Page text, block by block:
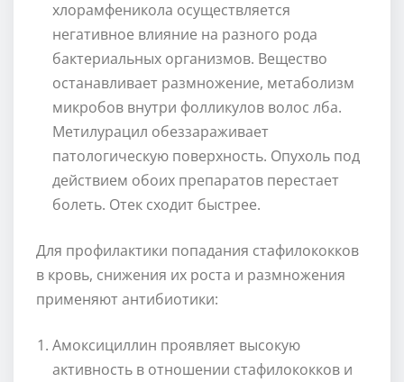
хлорамфеникола осуществляется
негативное влияние на разного рода
бактериальных организмов. Вещество
останавливает размножение, метаболизм
микробов внутри фолликулов волос лба.
Метилурацил обеззараживает
патологическую поверхность. Опухоль под
действием обоих препаратов перестает
болеть. Отек сходит быстрее.
Для профилактики попадания стафилококков
в кровь, снижения их роста и размножения
применяют антибиотики:
Амоксициллин проявляет высокую
активность в отношении стафилококков и